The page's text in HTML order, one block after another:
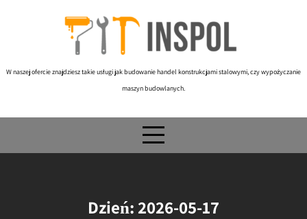
W naszej ofercie znajdziesz takie usługi jak budowanie handel konstrukcjami stalowymi, czy wypożyczanie
maszyn budowlanych.
Dzień: 2026-05-17